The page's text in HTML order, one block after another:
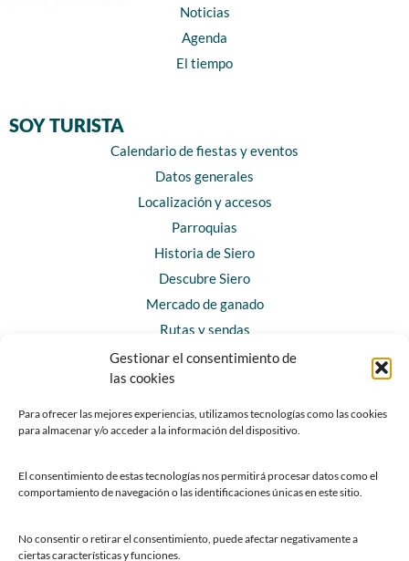
Gestionar el consentimiento de
las cookies
Para ofrecer las mejores experiencias, utilizamos tecnologías como las cookies
para almacenar y/o acceder a la información del dispositivo.
El consentimiento de estas tecnologías nos permitirá procesar datos como el
comportamiento de navegación o las identificaciones únicas en este sitio.
No consentir o retirar el consentimiento, puede afectar negativamente a
ciertas características y funciones.
Noticias
Agenda
El tiempo
SOY TURISTA
Calendario de fiestas y eventos
Datos generales
Localización y accesos
Parroquias
Historia de Siero
Descubre Siero
Mercado de ganado
Rutas y sendas
Horarios y contacto
Teléfonos de interés
Chatbot Siero
SEDES ELECTRÓNICAS
Sede del Ayuntamiento de Siero